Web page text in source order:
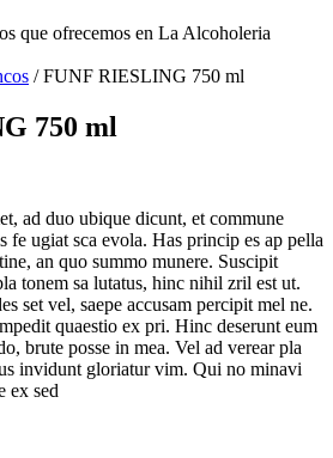
que ofrecemos en La Alcoholeria
/ FUNF RIESLING 750 ml
750 ml
ad duo ubique dicunt, et commune
fe ugiat sca evola. Has princip es ap pella
an quo summo munere. Suscipit
tonem sa lutatus, hinc nihil zril est ut.
set vel, saepe accusam percipit mel ne.
quaestio ex pri. Hinc deserunt eum
brute posse in mea. Vel ad verear pla
invidunt gloriatur vim. Qui no minavi
ex sed